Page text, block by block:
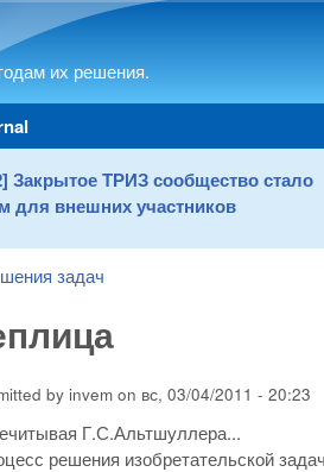
их решения.
Закрытое ТРИЗ сообщество стало
для внешних участников
задач
by invem on вс, 03/04/2011 - 20:23
Г.С.Альтшуллера...
решения изобретательской